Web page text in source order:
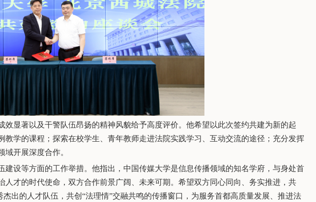
显著以及干警队伍昂扬的精神风貌给予高度评价。他希望以此次签约共建为新的起
学的课程；探索在校学生、青年教师走进法院实践学习、互动交流的途径；充分发挥
开展深度合作。
建设等方面的工作举措。他指出，中国传媒大学是信息传播领域的知名学府，与身处首
才的时代使命，双方合作前景广阔、未来可期。希望双方同心同向、务实推进，共
出的人才队伍，共创“法理情”交融共鸣的传播窗口，为服务首都高质量发展、推进法